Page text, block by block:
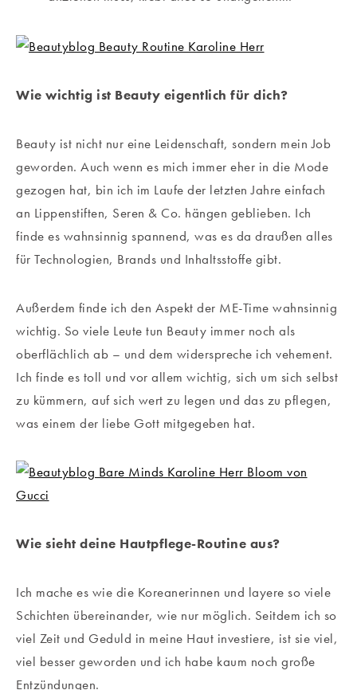
Wie wichtig ist Beauty eigentlich für dich?
Beauty ist nicht nur eine Leidenschaft, sondern mein Job
geworden. Auch wenn es mich immer eher in die Mode
gezogen hat, bin ich im Laufe der letzten Jahre einfach
an Lippenstiften, Seren & Co. hängen geblieben. Ich
finde es wahnsinnig spannend, was es da draußen alles
für Technologien, Brands und Inhaltsstoffe gibt.
Außerdem finde ich den Aspekt der ME-Time wahnsinnig
wichtig. So viele Leute tun Beauty immer noch als
oberflächlich ab – und dem widerspreche ich vehement.
Ich finde es toll und vor allem wichtig, sich um sich selbst
zu kümmern, auf sich wert zu legen und das zu pflegen,
was einem der liebe Gott mitgegeben hat.
Wie sieht deine Hautpflege-Routine aus?
Ich mache es wie die Koreanerinnen und layere so viele
Schichten übereinander, wie nur möglich. Seitdem ich so
viel Zeit und Geduld in meine Haut investiere, ist sie viel,
viel besser geworden und ich habe kaum noch große
Entzündungen.